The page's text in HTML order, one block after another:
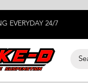
EVERYDAY 24/7